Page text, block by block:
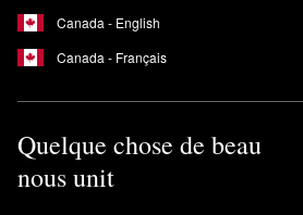
Canada - English
Canada - Français
Quelque chose de beau
nous unit